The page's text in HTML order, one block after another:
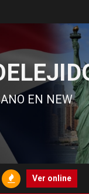
EN NEW
Ver online